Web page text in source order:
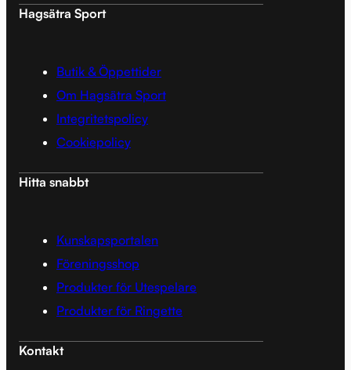
Hagsätra Sport
Butik & Öppettider
Om Hagsätra Sport
Integritetspolicy
Cookiepolicy
Hitta snabbt
Kunskapsportalen
Föreningsshop
Produkter för Utespelare
Produkter för Ringette
Kontakt